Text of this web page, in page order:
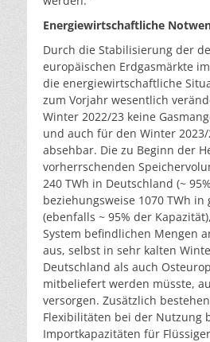
Energiewirtschaftliche
Durch die Stabilisierung der
europäischen Erdgasmärkte
die energiewirtschaftliche
zum Vorjahr wesentlich
Winter 2022/23 keine
und auch für den Winter
absehbar. Die zu Beginn der
vorherrschenden
240 TWh in Deutschland (~
beziehungsweise 1070 TWh in
(ebenfalls ~ 95% der
System befindlichen Mengen
aus, selbst in sehr kalten
Deutschland als auch
mitbeliefert werden müsste,
versorgen. Zusätzlich
Flexibilitäten bei der Nutzung
Importkapazitäten für